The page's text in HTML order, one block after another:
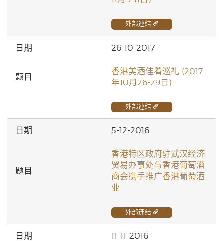
外部連結
26-10-2017
香港美酒佳肴巡礼 (2017
年10月26-29日)
外部連結
5-12-2016
香港特区政府驻武汉经济
贸易办事处与香港葡萄酒
商会携手推广香港葡萄酒
业
外部连结
11-11-2016